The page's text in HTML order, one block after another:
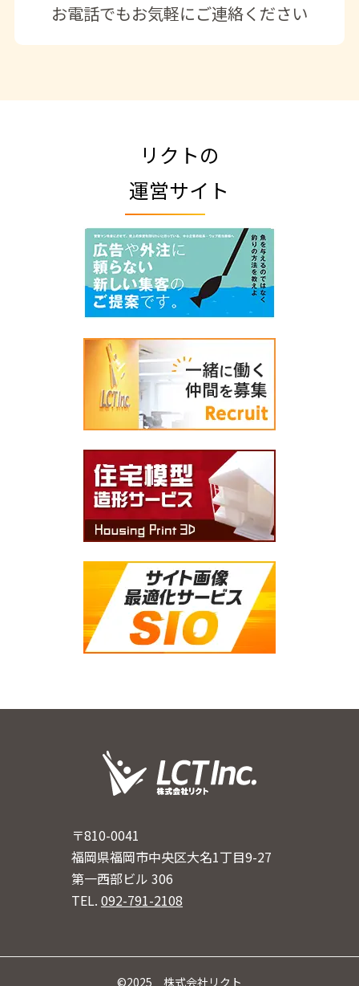
お電話でもお気軽にご連絡ください
リクトの
運営サイト
〒810-0041
福岡県福岡市中央区大名1丁目9-27
第一西部ビル 306
TEL.092-791-2108
©2025 株式会社リクト